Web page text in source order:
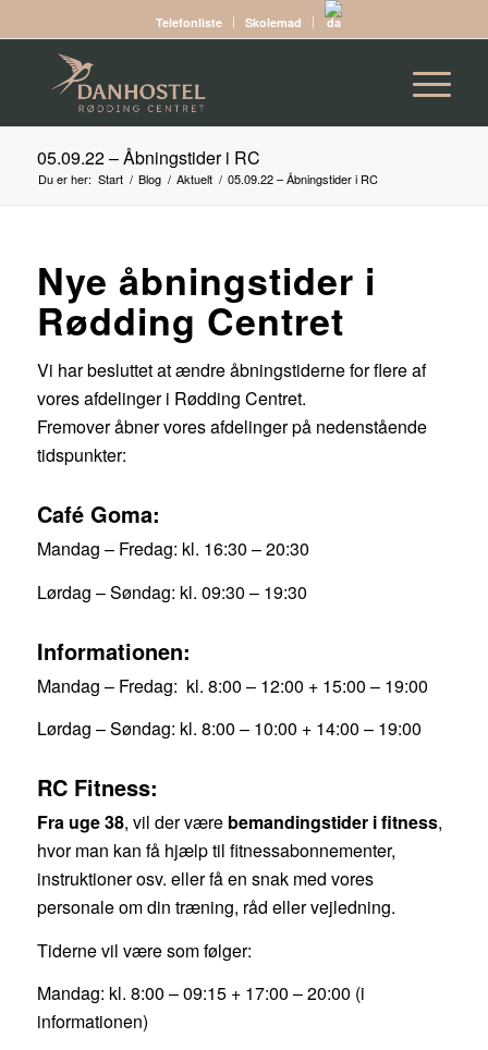
Telefonliste Skolemad
05.09.22 – Åbningstider i RC
Du er her: Start / Blog / Aktuelt / 05.09.22 – Åbningstider i RC
Nye åbningstider i
Rødding Centret
Vi har besluttet at ændre åbningstiderne for flere af
vores afdelinger i Rødding Centret.
Fremover åbner vores afdelinger på nedenstående
tidspunkter:
Café Goma:
Mandag – Fredag: kl. 16:30 – 20:30
Lørdag – Søndag: kl. 09:30 – 19:30
Informationen:
Mandag – Fredag: kl. 8:00 – 12:00 +15:00 – 19:00
Lørdag – Søndag: kl. 8:00 – 10:00 + 14:00 – 19:00
RC Fitness:
Fra uge 38, vil der være bemandingstider i fitness,
hvor man kan få hjælp til fitnessabonnementer,
instruktioner osv. eller få en snak med vores
personale om din træning, råd eller vejledning.
Tiderne vil være som følger:
Mandag: kl. 8:00 – 09:15 +17:00 – 20:00 (i
informationen)